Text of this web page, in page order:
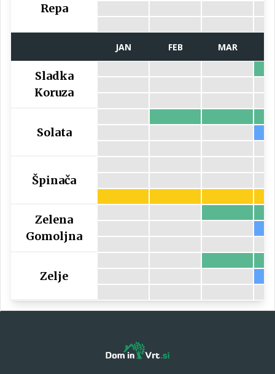
Repa
Sladka
Koruza
Solata
Špinača
Zelena
Gomoljna
Zelje
JAN FEB MAR